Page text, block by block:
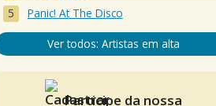
Panic! At The Disco
Ver todos: Artistas em alta
Participe da nossa